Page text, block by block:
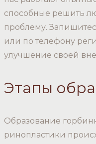
способные решить
проблему.
или по телефону
улучшение своей
Этапы
Образование
ринопластики